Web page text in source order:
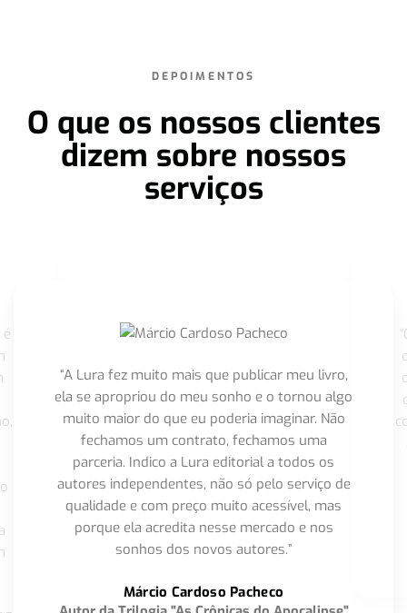
DEPOIMENTOS
O que os nossos clientes
dizem sobre nossos
serviços
“A Lura fez muito mais que publicar meu livro,
ela se apropriou do meu sonho e o tornou algo
muito maior do que eu poderia imaginar. Não
fechamos um contrato, fechamos uma
parceria. Indico a Lura editorial a todos os
autores independentes, não só pelo serviço de
qualidade e com preço muito acessível, mas
porque ela acredita nesse mercado e nos
sonhos dos novos autores.”
Márcio Cardoso Pacheco